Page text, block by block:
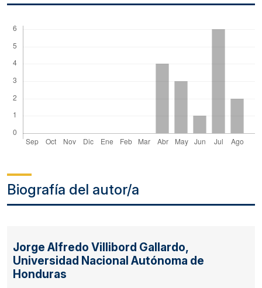
Biografía del autor/a
Jorge Alfredo Villibord Gallardo,
Universidad Nacional Autónoma de
Honduras